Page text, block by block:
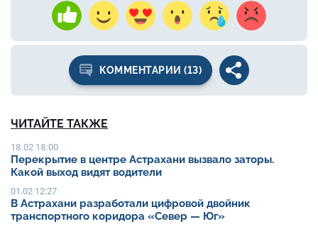
КОММЕНТАРИИ (13)
ЧИТАЙТЕ ТАКЖЕ
18.02 18:00
Перекрытие в центре Астрахани вызвало заторы.
Какой выход видят водители
01.02 12:27
В Астрахани разработали цифровой двойник
транспортного коридора «Север — Юг»